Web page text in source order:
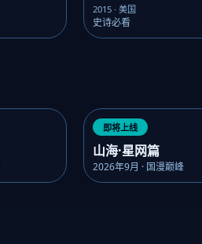
2015 · 美国
史诗必看
即将上线
山海·星网篇
2026年9月 · 国漫巅峰